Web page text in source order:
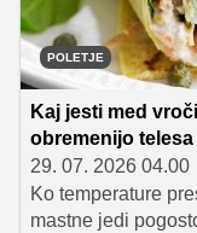
POLETJE
Kaj jesti med
obremenijo telesa
29. 07. 2026 04.00
Ko temperature
mastne jedi